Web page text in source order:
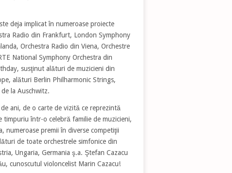
deja implicat în numeroase proiecte
Radio din Frankfurt, London Symphony
Orchestra Radio din Viena, Orchestre
National Symphony Orchestra din
susţinut alături de muzicieni din
alături Berlin Philharmonic Strings,
la Auschwitz.
ani, de o carte de vizită ce reprezintă
timpuriu într-o celebră familie de muzicieni,
numeroase premii în diverse competiţii
de toate orchestrele simfonice din
Ungaria, Germania ş.a. Ştefan Cazacu
cunoscutul violoncelist Marin Cazacu!